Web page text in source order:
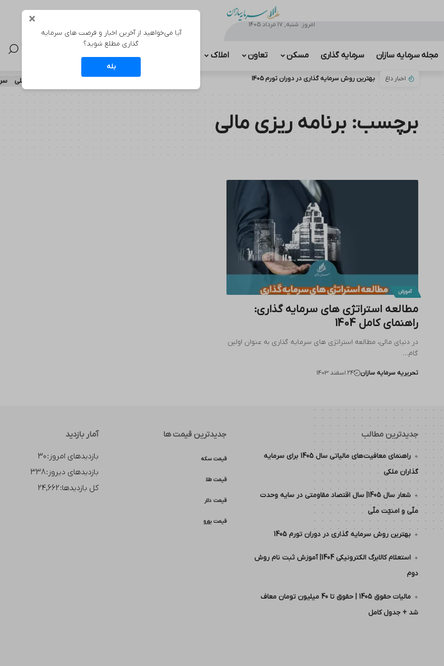
امروز: شنبه, 17 مرداد 1405
مجله سرمایه سازان سرمایه گذاری مسکن تعاون املاک اطلاعیه ها قیمت ها
اخبار داغ بهترین روش سرمایه گذاری در دوران تورم 1405 بزرگترین برج ساحلی
برچسب:برنامه ریزی مالی
آموزش
مطالعه استراتژی های سرمایه گذاری:
راهنمای کامل 1404
در دنیای مالی، مطالعه استراتژی های سرمایه گذاری به عنوان اولین
گام…
تحریریه سرمایه سازان 24 اسفند 1403
جدیدترین مطالب
راهنمای معافیت‌های مالیاتی سال 1405 برای سرمایه
گذاران ملکی
شعار سال 1405| سال اقتصاد مقاومتی در سایه وحدت
ملّی و امنیّت ملّی
بهترین روش سرمایه گذاری در دوران تورم 1405
استعلام کالابرگ الکترونیکی 1404| آموزش ثبت نام روش
دوم
مالیات حقوق 1405 | حقوق تا 40 میلیون تومان معاف
شد + جدول کامل
جدیدترین قیمت ها
قیمت سکه
قیمت طلا
قیمت دلار
قیمت یورو
آمار بازدید
بازدیدهای امروز:30
بازدیدهای دیروز:338
کل بازدیدها:24,662
×
آیا می‌خواهید از آخرین اخبار و فرصت های سرمایه
گذاری مطلع شوید؟
بله